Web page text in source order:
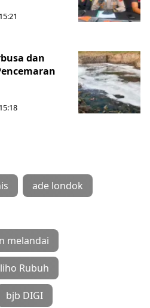
dan
ade londok
melandai
Rubuh
bjb DIGI